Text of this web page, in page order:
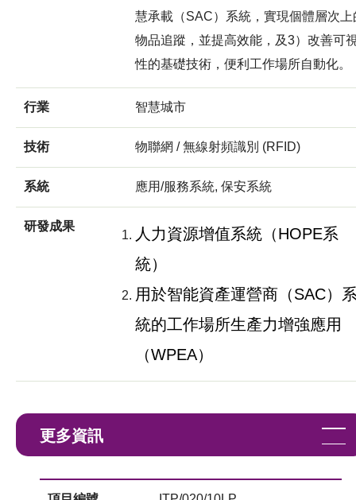
慧承載（SAC）系統，實現個體層次上
物品追蹤，並提高效能，及3）改善可
性的基礎技術，便利工作場所自動化。
行業 智慧城市
技術 物聯網 / 無線射頻識別 (RFID)
系統 應用/服務系統, 保安系統
研發成果
人力資源增值系統（HOPE系
統）
用於智能資產運營商（SAC）
統的工作場所生產力增強應用
（WPEA）
更多資訊